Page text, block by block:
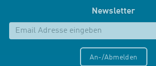
Newsletter
An-/Abmelden